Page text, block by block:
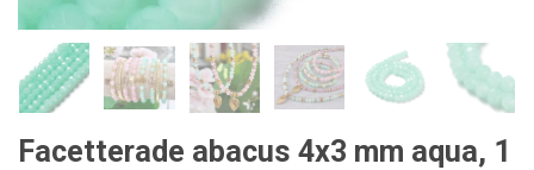
Facetterade abacus 4x3 mm aqua, 1